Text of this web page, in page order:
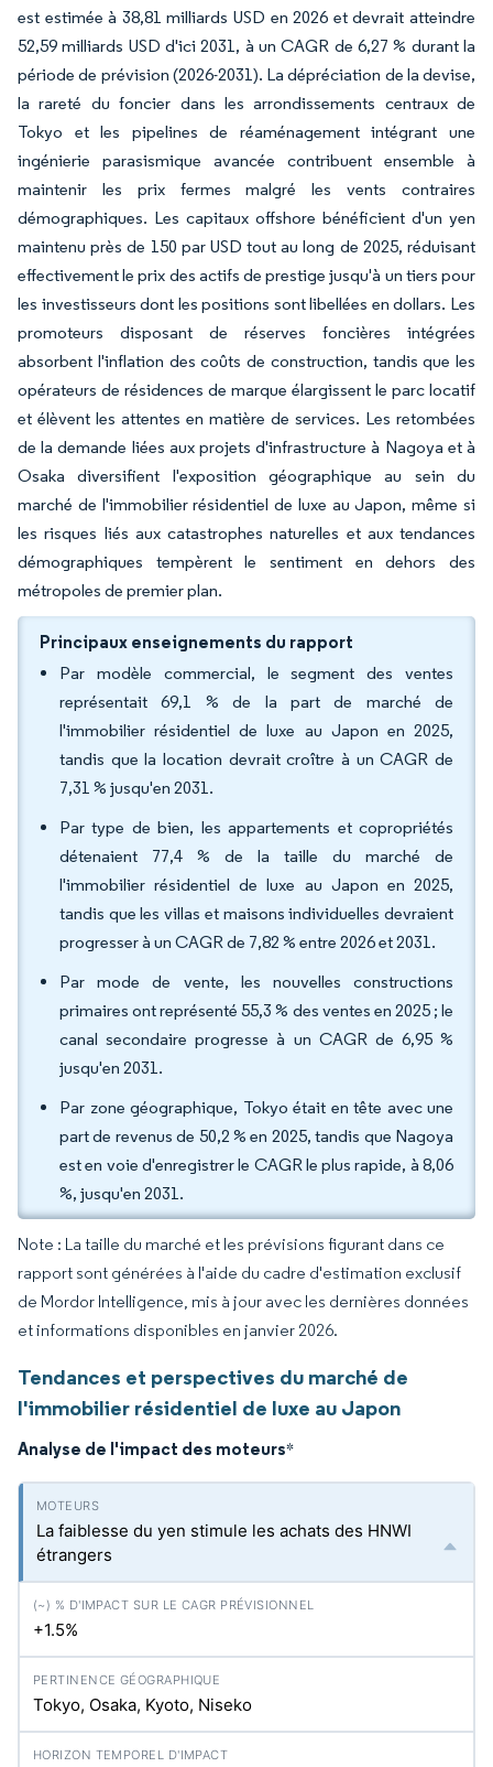
est estimée à 38,81 milliards USD en 2026 et devrait atteindre
52,59 milliards USD d'ici 2031, à un CAGR de 6,27 % durant la
période de prévision (2026-2031). La dépréciation de la devise,
la rareté du foncier dans les arrondissements centraux de
Tokyo et les pipelines de réaménagement intégrant une
ingénierie parasismique avancée contribuent ensemble à
maintenir les prix fermes malgré les vents contraires
démographiques. Les capitaux offshore bénéficient d'un yen
maintenu près de 150 par USD tout au long de 2025, réduisant
effectivement le prix des actifs de prestige jusqu'à un tiers pour
les investisseurs dont les positions sont libellées en dollars. Les
promoteurs disposant de réserves foncières intégrées
absorbent l'inflation des coûts de construction, tandis que les
opérateurs de résidences de marque élargissent le parc locatif
et élèvent les attentes en matière de services. Les retombées
de la demande liées aux projets d'infrastructure à Nagoya et à
Osaka diversifient l'exposition géographique au sein du
marché de l'immobilier résidentiel de luxe au Japon, même si
les risques liés aux catastrophes naturelles et aux tendances
démographiques tempèrent le sentiment en dehors des
métropoles de premier plan.
Principaux enseignements du rapport
Par modèle commercial, le segment des ventes
représentait 69,1 % de la part de marché de
l'immobilier résidentiel de luxe au Japon en 2025,
tandis que la location devrait croître à un CAGR de
7,31 % jusqu'en 2031.
Par type de bien, les appartements et copropriétés
détenaient 77,4 % de la taille du marché de
l'immobilier résidentiel de luxe au Japon en 2025,
tandis que les villas et maisons individuelles devraient
progresser à un CAGR de 7,82 % entre 2026 et 2031.
Par mode de vente, les nouvelles constructions
primaires ont représenté 55,3 % des ventes en 2025 ; le
canal secondaire progresse à un CAGR de 6,95 %
jusqu'en 2031.
Par zone géographique, Tokyo était en tête avec une
part de revenus de 50,2 % en 2025, tandis que Nagoya
est en voie d'enregistrer le CAGR le plus rapide, à 8,06
%, jusqu'en 2031.
Note : La taille du marché et les prévisions figurant dans ce
rapport sont générées à l'aide du cadre d'estimation exclusif
de Mordor Intelligence, mis à jour avec les dernières données
et informations disponibles en janvier 2026.
Tendances et perspectives du marché de
l'immobilier résidentiel de luxe au Japon
Analyse de l'impact des moteurs*
La faiblesse du yen stimule les achats des HNWI
étrangers
+1.5%
Tokyo, Osaka, Kyoto, Niseko